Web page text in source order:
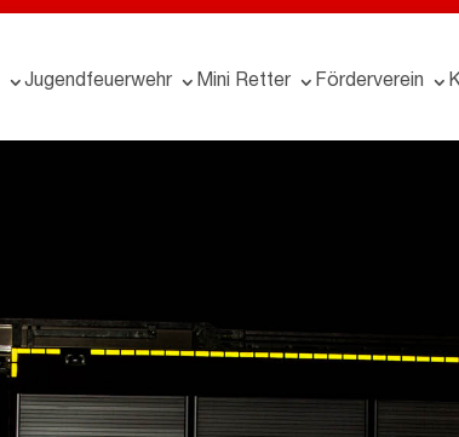
Jugendfeuerwehr Mini Retter Förderverein